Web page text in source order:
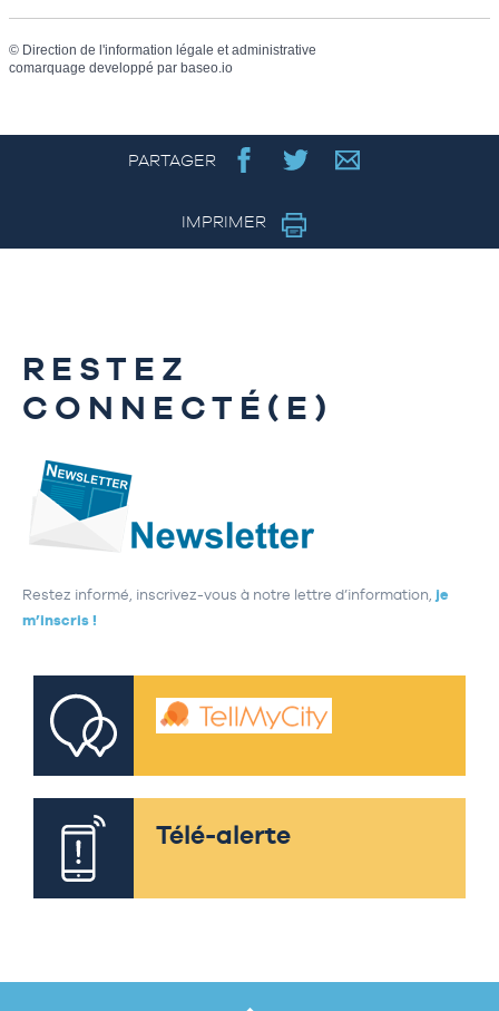
© Direction de l'information légale et administrative
comarquage developpé par baseo.io
PARTAGER
IMPRIMER
RESTEZ
CONNECTÉ(E)
Restez informé, inscrivez-vous à notre lettre d’information, je
m’inscris !
Télé-alerte